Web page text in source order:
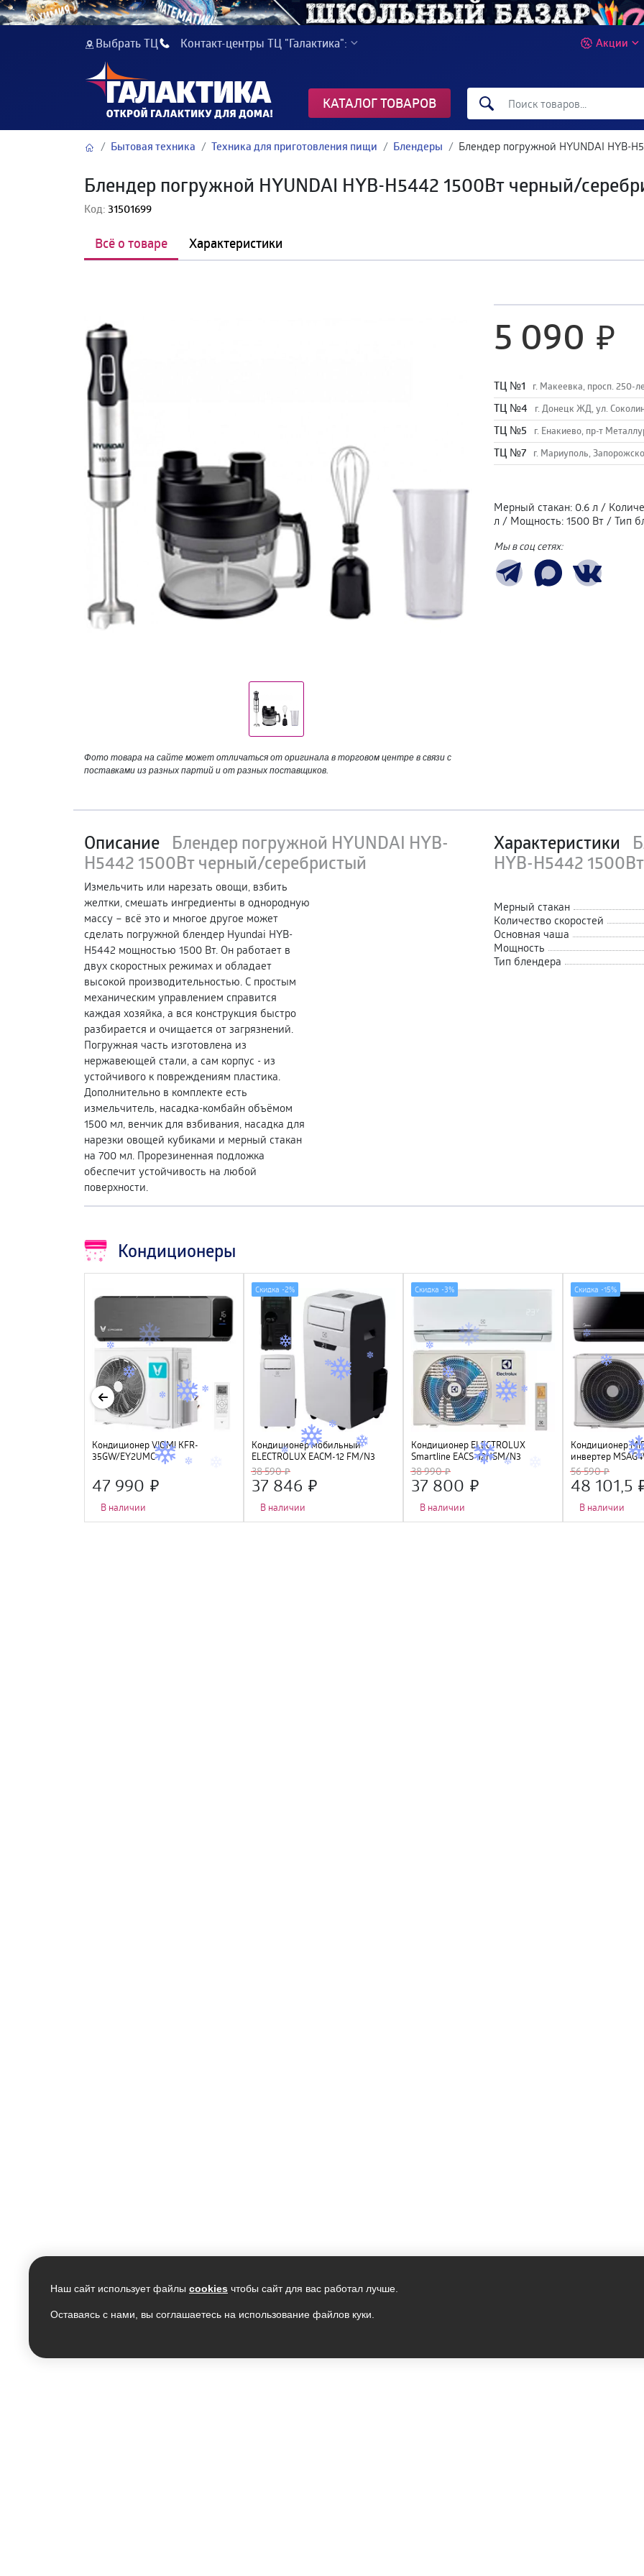
Наш сайт использует файлы cookies чтобы сайт для вас работал лучше.
Оставаясь с нами, вы соглашаетесь на использование файлов куки.
Выбрать ТЦ Контакт-центры ТЦ "Галактика": Акции
КАТАЛОГ ТОВАРОВ
Бытовая техника Техника для приготовления пищи Блендеры Блендер погружной HYUNDAI HYB-
Блендер погружной HYUNDAI HYB-H5442 1500Вт черный/
Код:31501699
Всё о товаре Характеристики
Фото товара на сайте может отличаться от оригинала в торговом центре в связи с
поставками из разных партий и от разных поставщиков.
5 090
TЦ №1 г. Макеевка, просп. 250-
TЦ №4 г. Донецк ЖД, ул.
TЦ №5 г. Енакиево, пр-т
ТЦ №7 г. Мариуполь,
Мерный стакан: 0.6 л /
л / Мощность: 1500 Вт / Тип
Мы в соц сетях:
Описание Блендер погружной HYUNDAI HYB-
H5442 1500Вт черный/серебристый
Измельчить или нарезать овощи, взбить
желтки, смешать ингредиенты в однородную
массу – всё это и многое другое может
сделать погружной блендер Hyundai HYB-
H5442 мощностью 1500 Вт. Он работает в
двух скоростных режимах и обладает
высокой производительностью. С простым
механическим управлением справится
каждая хозяйка, а вся конструкция быстро
разбирается и очищается от загрязнений.
Погружная часть изготовлена из
нержавеющей стали, а сам корпус - из
устойчивого к повреждениям пластика.
Дополнительно в комплекте есть
измельчитель, насадка-комбайн объёмом
1500 мл, венчик для взбивания, насадка для
нарезки овощей кубиками и мерный стакан
на 700 мл. Прорезиненная подложка
обеспечит устойчивость на любой
поверхности.
Характеристики
HYB-H5442
Мерный стакан
Количество скоростей
Основная чаша
Мощность
Тип блендера
Кондиционеры
Кондиционер VIOMI KFR-
35GW/EY2UMC-
A++/A+ (12000Btu), инвертор, Wi-
Fi
47 990
В наличии
Кондиционер мобильный
ELECTROLUX EACM-12 FM/N3
38 590
37 846
В наличии
Скидка -2%
Кондиционер ELECTROLUX
Smartline EACS-12HSM/N3
38 990
37 800
В наличии
Скидка -3%
Кондиционер
инвертер
I/MSAG4-
FI, Алиса,
56 590
48 101,5
В наличии
Скидка -15%